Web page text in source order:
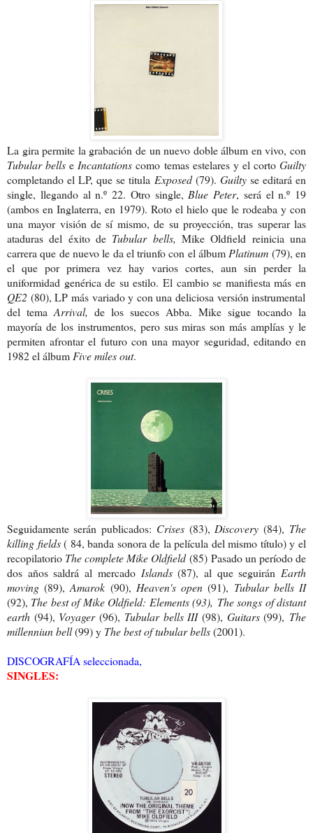
La gira permite la grabación de un nuevo doble álbum en vivo, con
Tubular bells e Incantations como temas estelares y el cortoGuilty
completando el LP, que se titula Exposed(79). Guilty se editará en
single, llegando al n.º 22. Otro single, Blue Peter, será el n.º 19
(ambos en Inglaterra, en 1979). Roto el hielo que le rodeaba y con
una mayor visión de sí mismo, de su proyección, tras superar las
ataduras del éxito de Tubular bells, Mike Oldfield reinicia una
carrera que de nuevo le da el triunfo con el álbum Platinum (79), en
el que por primera vez hay varios cortes, aun sin perder la
uniformidad genérica de su estilo. El cambio se manifiesta más en
QE2 (80), LP más variado y con una deliciosa versión instrumental
del tema Arrival, de los suecos Abba. Mike sigue tocando la
mayoría de los instrumentos, pero sus miras son más amplías y le
permiten afrontar el futuro con una mayor seguridad, editando en
1982 el álbum Five miles out.
Seguidamente serán publicados: Crises(83), Discovery (84), The
killing fields( 84, banda sonora de la película del mismo título) y el
recopilatorio The complete Mike Oldfield(85) Pasado un período de
dos años saldrá al mercado Islands(87), al que seguirán Earth
moving(89),Amarok (90), Heaven's open(91), Tubular bells II
(92), The best of Mike Oldfield: Elements (93), The songs of distant
earth (94), Voyager(96), Tubular bells III (98), Guitars(99), The
millenniun bell(99) y The best of tubular bells(2001).
DISCOGRAFÍA seleccionada,
SINGLES: